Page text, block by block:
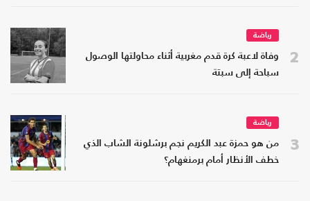
2
رياضة
وفاة لاعبة كرة قدم مغربية أثناء محاولتها الوصول
سباحة إلى سبتة
3
رياضة
من هو حمزة عبد الكريم نجم برشلونة الشاب الذي
خطف الأنظار أمام برمنغهام؟